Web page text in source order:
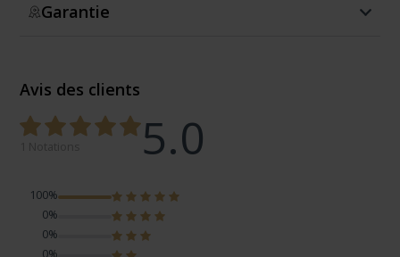
Garantie
Avis des clients
5.0
100%
0%
0%
0%